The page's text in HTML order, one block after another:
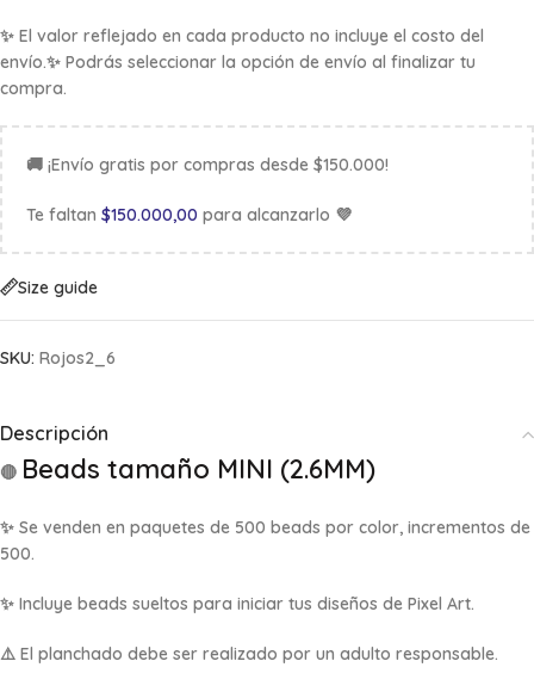
✨ El valor reflejado en cada producto no incluye el costo del
envío.✨ Podrás seleccionar la opción de envío al finalizar tu
compra.
🚚 ¡Envío gratis por compras desde $150.000!
Te faltan $150.000,00 para alcanzarlo 💜
Size guide
SKU: Rojos2_6
Descripción
🔴 Beads tamaño MINI (2.6MM)
✨ Se venden en paquetes de 500 beads por color, incrementos de
500.
✨ Incluye beads sueltos para iniciar tus diseños de Pixel Art.
⚠️ El planchado debe ser realizado por un adulto responsable.